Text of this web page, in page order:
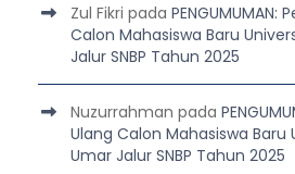
Zul Fikri pada
Calon Mahasiswa Baru
Jalur SNBP Tahun 2025
Nuzurrahman pada
Ulang Calon Mahasiswa Baru
Umar Jalur SNBP Tahun 2025